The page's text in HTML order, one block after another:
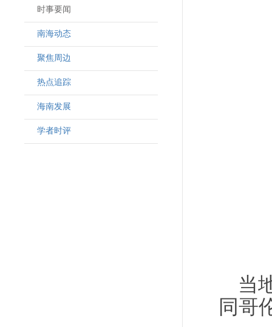
时事要闻
南海动态
聚焦周边
热点追踪
海南发展
学者时评
当
同哥